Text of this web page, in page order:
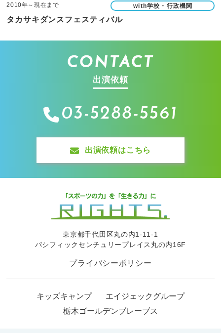
2010年～現在まで with学校・行政機関
タカサキダンスフェスティバル
CONTACT
出演依頼
03-5288-5561
出演依頼はこちら
東京都千代田区丸の内1-11-1
パシフィックセンチュリープレイス丸の内16F
プライバシーポリシー
キッズキャンプ
エイジェックグループ
栃木ゴールデンブレーブス